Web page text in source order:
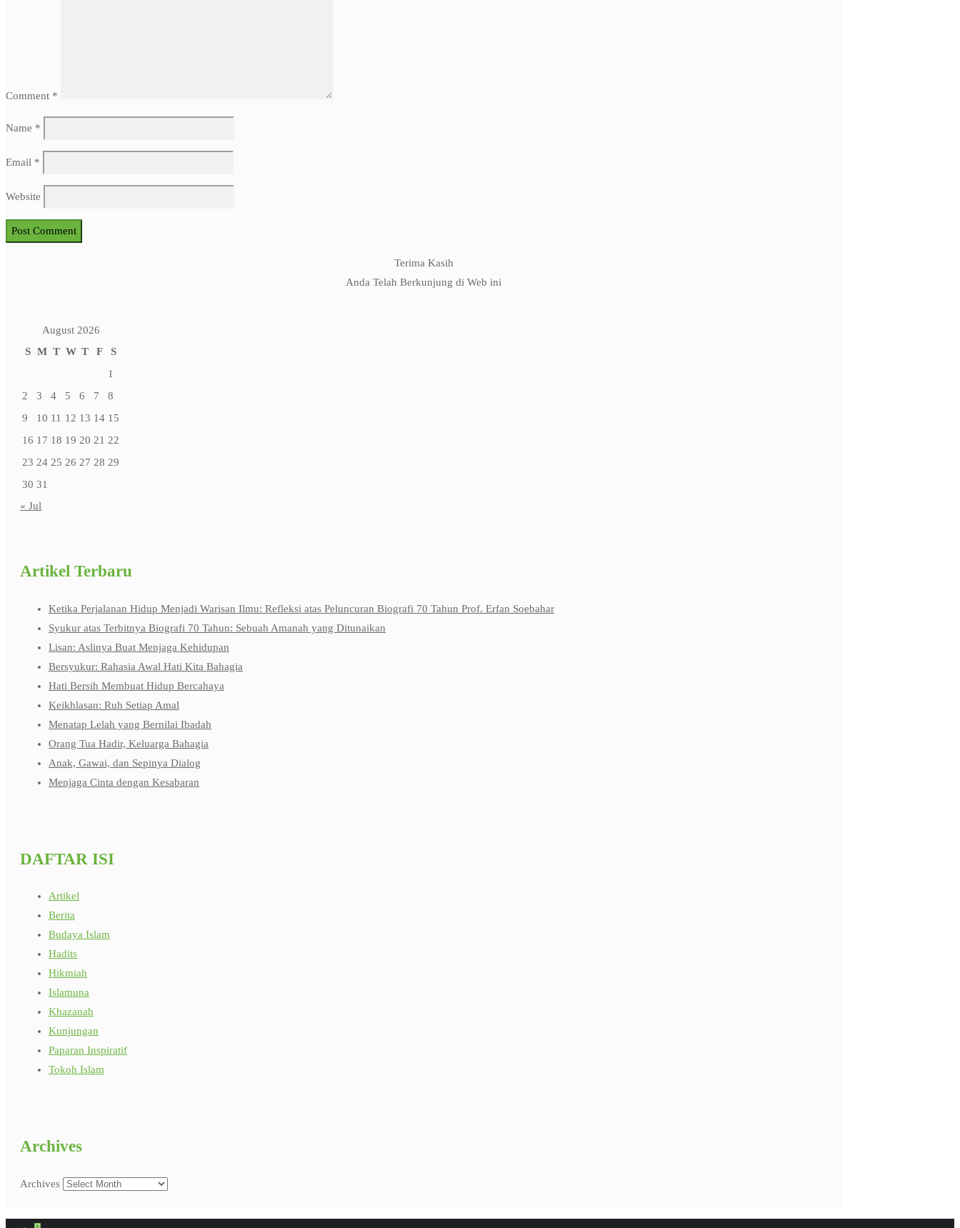
Comment *
Name *
Email *
Website
Terima Kasih
Anda Telah Berkunjung di Web ini
August 2026
S M T W T F
S
1
2
3 4 5 6 7
8
9
10 11 12 13 14 15
16 17 18 19 20 21 22
23 24 25 26 27 28 29
30 31
« Jul
Artikel Terbaru
Ketika Perjalanan Hidup Menjadi Warisan Ilmu: Refleksi atas Peluncuran Biografi 70 Tahun Prof. Erfan Soebahar
Syukur atas Terbitnya Biografi 70 Tahun: Sebuah Amanah yang Ditunaikan
Lisan: Aslinya Buat Menjaga Kehidupan
Bersyukur: Rahasia Awal Hati Kita Bahagia
Hati Bersih Membuat Hidup Bercahaya
Keikhlasan: Ruh Setiap Amal
Menatap Lelah yang Bernilai Ibadah
Orang Tua Hadir, Keluarga Bahagia
Anak, Gawai, dan Sepinya Dialog
Menjaga Cinta dengan Kesabaran
DAFTAR ISI
Artikel
Berita
Budaya Islam
Hadits
Hikmiah
Islamuna
Khazanah
Kunjungan
Paparan Inspiratif
Tokoh Islam
Archives
Archives